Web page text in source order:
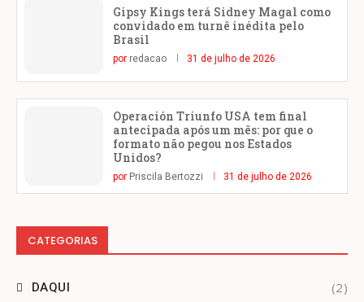
Gipsy Kings terá Sidney Magal como
convidado em turnê inédita pelo
Brasil
por redacao 31 de julho de 2026
Operación Triunfo USA tem final
antecipada após um mês: por que o
formato não pegou nos Estados
Unidos?
por Priscila Bertozzi 31 de julho de 2026
CATEGORIAS
DAQUI (2)